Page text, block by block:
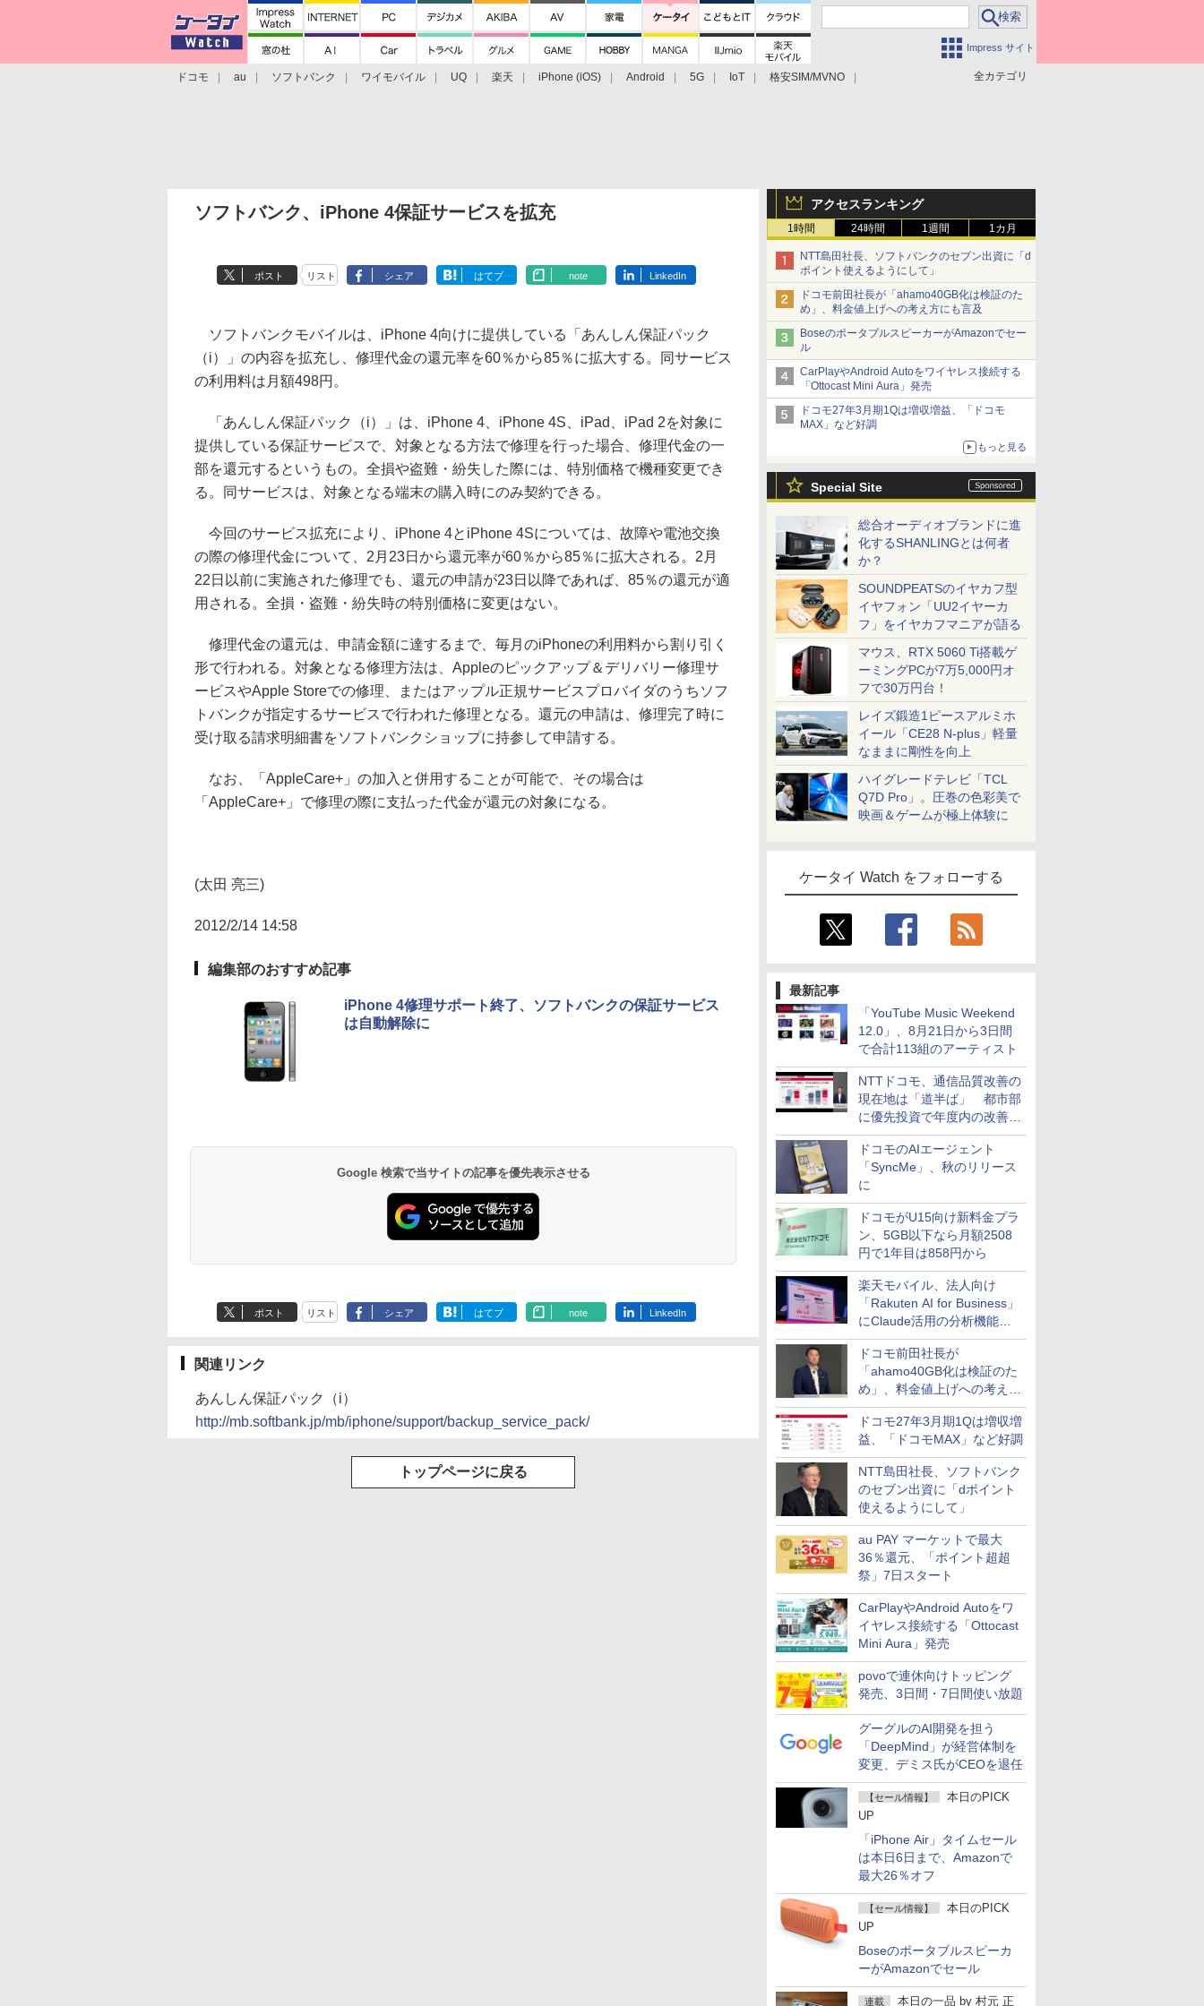
Impress サイト
全カテゴリ
ドコモ au ソフトバンク ワイモバイル UQ 楽天 iPhone (iOS) Android 5G IoT
格安SIM/MVNO
アクセスランキング
1時間 24時間 1週間 1カ月
NTT島田社長、ソフトバンクのセブン出資に「d
ポイント使えるようにして」
ドコモ前田社長が「ahamo40GB化は検証のた
め」、料金値上げへの考え方にも言及
BoseのポータブルスピーカーがAmazonでセー
ル
CarPlayやAndroid Autoをワイヤレス接続する
「Ottocast Mini Aura」発売
ドコモ27年3月期1Qは増収増益、「ドコモ
MAX」など好調
もっと見る
Special Site
総合オーディオブランドに進
化するSHANLINGとは何者
か？
SOUNDPEATSのイヤカフ型
イヤフォン「UU2イヤーカ
フ」をイヤカフマニアが語る
マウス、RTX 5060 Ti搭載ゲ
ーミングPCが7万5,000円オ
フで30万円台！
レイズ鍛造1ピースアルミホ
イール「CE28 N-plus」軽量
なままに剛性を向上
ハイグレードテレビ「TCL
Q7D Pro」。圧巻の色彩美で
映画＆ゲームが極上体験に
ケータイ Watch をフォローする
最新記事
「YouTube Music Weekend
12.0」、8月21日から3日間
で合計113組のアーティスト
NTTドコモ、通信品質改善の
現在地は「道半ば」 都市部
に優先投資で年度内の改善目
指す
ドコモのAIエージェント
「SyncMe」、秋のリリース
に
ドコモがU15向け新料金プラ
ン、5GB以下なら月額2508
円で1年目は858円から
楽天モバイル、法人向け
「Rakuten AI for Business」
にClaude活用の分析機能な
どを追加
ドコモ前田社長が
「ahamo40GB化は検証のた
め」、料金値上げへの考え方
にも言及
ドコモ27年3月期1Qは増収増
益、「ドコモMAX」など好調
NTT島田社長、ソフトバンク
のセブン出資に「dポイント
使えるようにして」
au PAY マーケットで最大
36％還元、「ポイント超超
祭」7日スタート
CarPlayやAndroid Autoをワ
イヤレス接続する「Ottocast
Mini Aura」発売
povoで連休向けトッピング
発売、3日間・7日間使い放題
グーグルのAI開発を担う
「DeepMind」が経営体制を
変更、デミス氏がCEOを退任
【セール情報】
本日のPICK
UP
「iPhone Air」タイムセール
は本日6日まで、Amazonで
最大26％オフ
【セール情報】
本日のPICK
UP
Boseのポータブルスピーカ
ーがAmazonでセール
連載 本日の一品 by 村元 正
ソフトバンク、iPhone 4保証サービスを拡充
ポスト リスト シェア はてブ note LinkedIn
ソフトバンクモバイルは、iPhone 4向けに提供している「あんしん保証パック
（i）」の内容を拡充し、修理代金の還元率を60％から85％に拡大する。同サービス
の利用料は月額498円。
「あんしん保証パック（i）」は、iPhone 4、iPhone 4S、iPad、iPad 2を対象に
提供している保証サービスで、対象となる方法で修理を行った場合、修理代金の一
部を還元するというもの。全損や盗難・紛失した際には、特別価格で機種変更でき
る。同サービスは、対象となる端末の購入時にのみ契約できる。
今回のサービス拡充により、iPhone 4とiPhone 4Sについては、故障や電池交換
の際の修理代金について、2月23日から還元率が60％から85％に拡大される。2月
22日以前に実施された修理でも、還元の申請が23日以降であれば、85％の還元が適
用される。全損・盗難・紛失時の特別価格に変更はない。
修理代金の還元は、申請金額に達するまで、毎月のiPhoneの利用料から割り引く
形で行われる。対象となる修理方法は、Appleのピックアップ＆デリバリー修理サ
ービスやApple Storeでの修理、またはアップル正規サービスプロバイダのうちソフ
トバンクが指定するサービスで行われた修理となる。還元の申請は、修理完了時に
受け取る請求明細書をソフトバンクショップに持参して申請する。
なお、「AppleCare+」の加入と併用することが可能で、その場合は
「AppleCare+」で修理の際に支払った代金が還元の対象になる。
(太田 亮三)
2012/2/14 14:58
編集部のおすすめ記事
iPhone 4修理サポート終了、ソフトバンクの保証サービス
は自動解除に
Google 検索で当サイトの記事を優先表示させる
ポスト リスト シェア はてブ note LinkedIn
関連リンク
あんしん保証パック（i）
http://mb.softbank.jp/mb/iphone/support/backup_service_pack/
トップページに戻る